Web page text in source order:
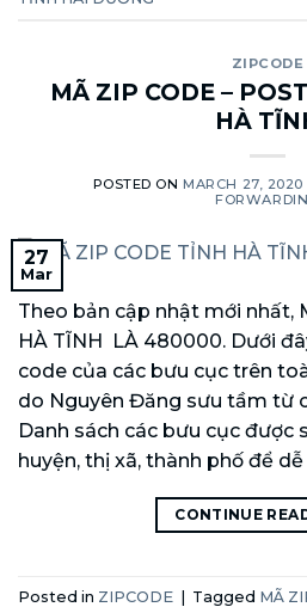
ZIPCODE
MÃ ZIP CODE –
HÀ
POSTED ON MARCH 27, 2020
27
Mar
Theo bản cập nhật mới nhất,
HÀ TĨNH LÀ 480000. Dưới
code của các bưu cục trên
do Nguyên Đăng sưu tầm từ
Danh sách các bưu cục được
huyện, thị xã, thành phố để
CONTINUE
Posted in ZIPCODE | Tagged MÃ